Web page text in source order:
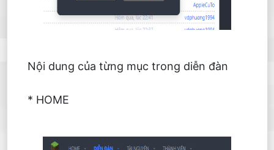
Nội dung của từng mục trong diễn đàn
* HOME